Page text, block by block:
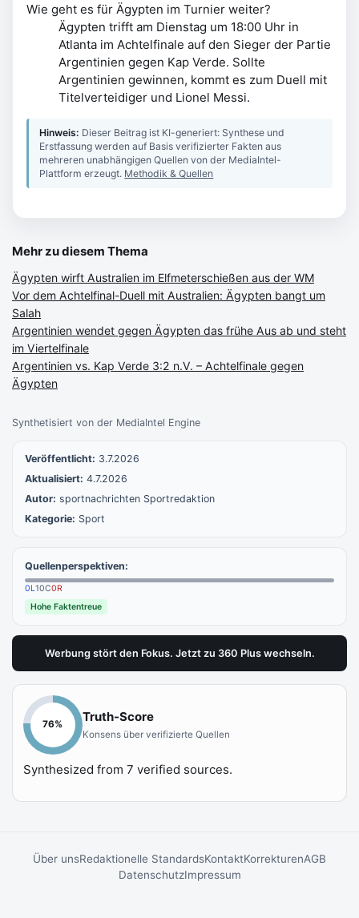
Synthetisiert von der MediaIntel Engine
Veröffentlicht: 3.7.2026
Aktualisiert: 4.7.2026
Autor: sportnachrichten Sportredaktion
Kategorie: Sport
Quellenperspektiven:
0L10C0R
Hohe Faktentreue
Werbung stört den Fokus. Jetzt zu 360 Plus wechseln.
Wie geht es für Ägypten im Turnier weiter?
Ägypten trifft am Dienstag um 18:00 Uhr in
Atlanta im Achtelfinale auf den Sieger der Partie
Argentinien gegen Kap Verde. Sollte
Argentinien gewinnen, kommt es zum Duell mit
Titelverteidiger und Lionel Messi.
Hinweis: Dieser Beitrag ist KI-generiert: Synthese und
Erstfassung werden auf Basis verifizierter Fakten aus
mehreren unabhängigen Quellen von der MediaIntel-
Plattform erzeugt. Methodik & Quellen
Mehr zu diesem Thema
Ägypten wirft Australien im Elfmeterschießen aus der WM
Vor dem Achtelfinal-Duell mit Australien: Ägypten bangt um
Salah
Argentinien wendet gegen Ägypten das frühe Aus ab und steht
im Viertelfinale
Argentinien vs. Kap Verde 3:2 n.V. – Achtelfinale gegen
Ägypten
76%
Truth-Score
Konsens über verifizierte Quellen
Synthesized from 7 verified sources.
Über unsRedaktionelle StandardsKontaktKorrekturenAGB
DatenschutzImpressum